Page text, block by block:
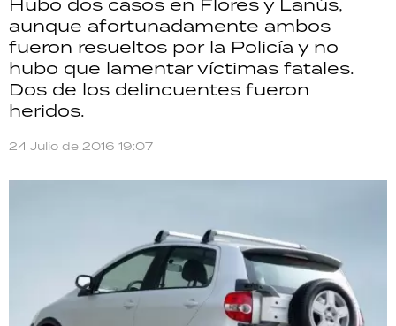
aunque afortunadamente ambos
fueron resueltos por la Policía y no
hubo que lamentar víctimas fatales.
Dos de los delincuentes fueron
heridos.
24 Julio de 2016 19:07
GRAN HERMANO
SALUD
DEPORTES
PALABRAS
HORÓSCOPO